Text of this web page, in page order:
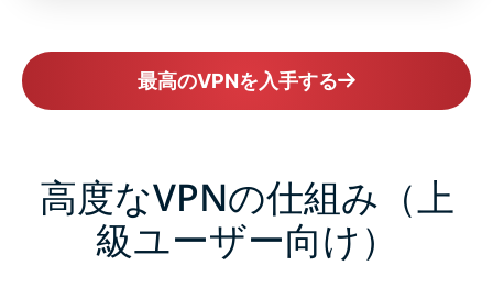
最高のVPNを入手する
高度なVPNの仕組み（上
級ユーザー向け）